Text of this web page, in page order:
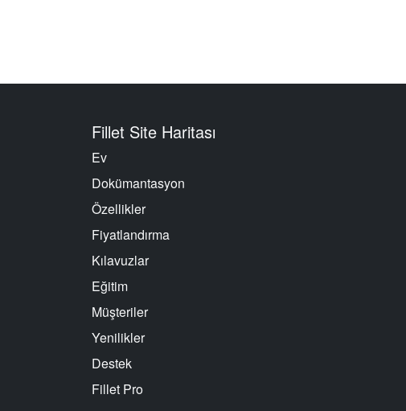
Fillet Site Haritası
Ev
Dokümantasyon
Özellikler
Fiyatlandırma
Kılavuzlar
Eğitim
Müşteriler
Yenilikler
Destek
Fillet Pro